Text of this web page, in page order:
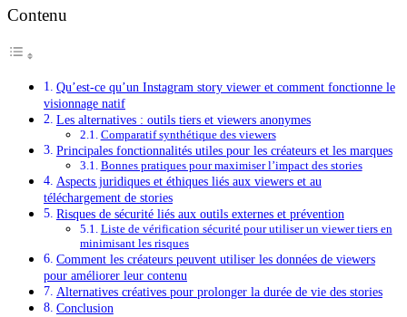
Contenu
Qu’est-ce qu’un Instagram story viewer et comment fonctionne le
visionnage natif
Les alternatives : outils tiers et viewers anonymes
Comparatif synthétique des viewers
Principales fonctionnalités utiles pour les créateurs et les marques
Bonnes pratiques pour maximiser l’impact des stories
Aspects juridiques et éthiques liés aux viewers et au
téléchargement de stories
Risques de sécurité liés aux outils externes et prévention
Liste de vérification sécurité pour utiliser un viewer tiers en
minimisant les risques
Comment les créateurs peuvent utiliser les données de viewers
pour améliorer leur contenu
Alternatives créatives pour prolonger la durée de vie des stories
Conclusion